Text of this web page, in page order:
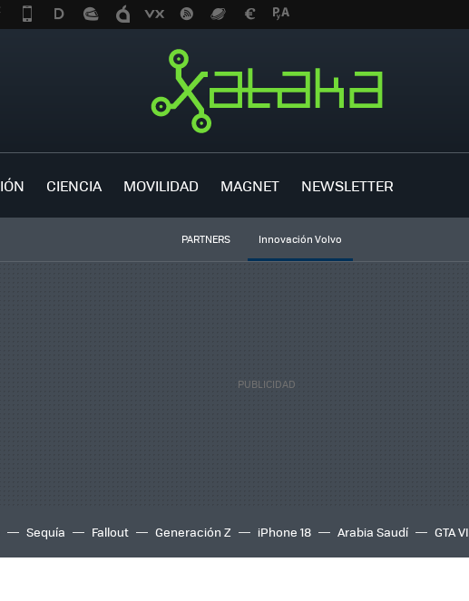
CIENCIA MOVILIDAD MAGNET NEWSLETTER
PARTNERS Innovación Volvo
Sequía Fallout Generación Z iPhone 18 Arabia Saudí GTA VI